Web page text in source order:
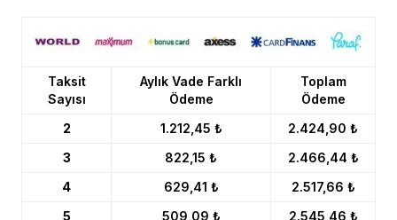
Taksit
Sayısı
Aylık Vade Farklı
Ödeme
Toplam
Ödeme
2
1.212,45 ₺
2.424,90 ₺
3
822,15 ₺
2.466,44 ₺
4
629,41 ₺
2.517,66 ₺
5
509,09 ₺
2.545,46 ₺